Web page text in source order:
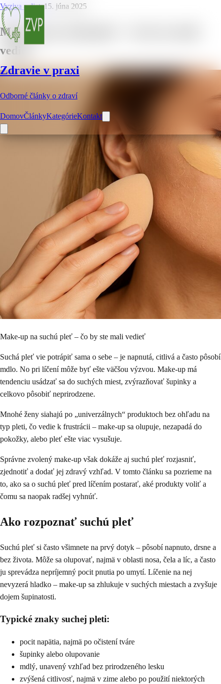
Zdravie v praxi
Odborné články o zdraví
DomovČlánkyKategórieKontakt
Vyziva a dieta15. júna 2025
Make-up na suchú pleť – čo by ste mali
vedieť
Make-up na suchú pleť – čo by ste mali vedieť
Suchá pleť vie potrápiť sama o sebe – je napnutá, citlivá a často pôsobí
mdlo. No pri líčení môže byť ešte väčšou výzvou. Make-up má
tendenciu usádzať sa do suchých miest, zvýrazňovať šupinky a
celkovo pôsobiť neprirodzene.
Mnohé ženy siahajú po „univerzálnych“ produktoch bez ohľadu na
typ pleti, čo vedie k frustrácii – make-up sa olupuje, nezapadá do
pokožky, alebo pleť ešte viac vysušuje.
Správne zvolený make-up však dokáže aj suchú pleť rozjasniť,
zjednotiť a dodať jej zdravý vzhľad. V tomto článku sa pozrieme na
to, ako sa o suchú pleť pred líčením postarať, aké produkty voliť a
čomu sa naopak radšej vyhnúť.
Ako rozpoznať suchú pleť
Suchú pleť si často všimnete na prvý dotyk – pôsobí napnuto, drsne a
bez života. Môže sa olupovať, najmä v oblasti nosa, čela a líc, a často
ju sprevádza nepríjemný pocit pnutia po umytí. Líčenie na nej
nevyzerá hladko – make-up sa zhlukuje v suchých miestach a zvyšuje
dojem šupinatosti.
Typické znaky suchej pleti:
pocit napätia, najmä po očistení tváre
šupinky alebo olupovanie
mdlý, unavený vzhľad bez prirodzeného lesku
zvýšená citlivosť, najmä v zime alebo po použití niektorých